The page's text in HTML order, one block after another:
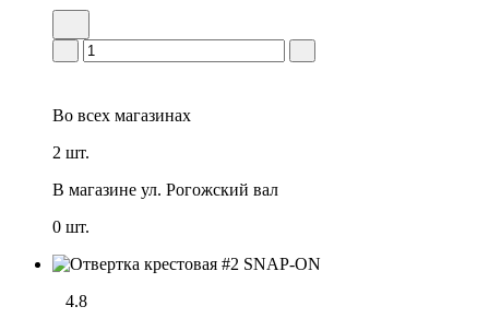
Во всех магазинах
2 шт.
В магазине ул. Рогожский вал
0 шт.
4.8